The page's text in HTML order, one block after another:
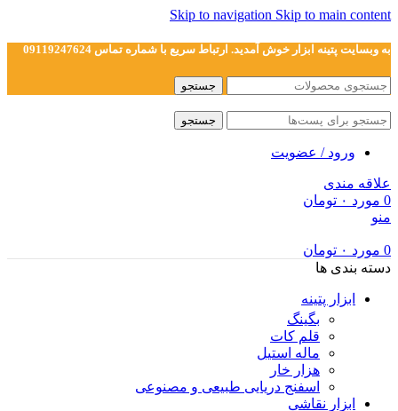
Skip to navigation Skip to main content
به وبسایت پتینه ابزار خوش آمدید. ارتباط سریع با شماره تماس 09119247624
جستجو
جستجو
ورود / عضویت
علاقه مندی
0 مورد ۰ تومان
منو
0 مورد ۰ تومان
دسته بندی ها
ابزار پتینه
بگینگ
قلم کات
ماله استیل
هزار خار
اسفنج دریایی طبیعی و مصنوعی
ابزار نقاشی